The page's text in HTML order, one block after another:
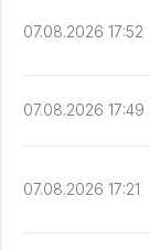
07.08.2026 17:52
07.08.2026 17:49
07.08.2026 17:21